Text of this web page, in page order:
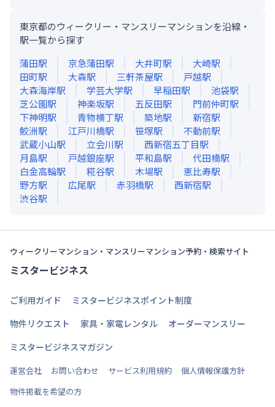
東京都のウィークリー・マンスリーマンションを沿線・
駅一覧から探す
蒲田駅 京急蒲田駅 大井町駅 大崎駅
田町駅 大森駅 三軒茶屋駅 戸越駅
大森海岸駅 学芸大学駅 早稲田駅 池袋駅
芝公園駅 神楽坂駅 五反田駅 門前仲町駅
下神明駅 青物横丁駅 築地駅 新宿駅
鮫洲駅 江戸川橋駅 笹塚駅 不動前駅
武蔵小山駅 立会川駅 西新宿五丁目駅
月島駅 戸越銀座駅 平和島駅 代田橋駅
白金高輪駅 糀谷駅 木場駅 恵比寿駅
野方駅 広尾駅 赤羽橋駅 西新宿駅
渋谷駅
ウィークリーマンション・マンスリーマンション予約・検索サイト
ミスタービジネス
ご利用ガイド
ミスタービジネスポイント制度
物件リクエスト
家具・家電レンタル
オーダーマンスリー
ミスタービジネスマガジン
運営会社 お問い合わせ サービス利用規約
個人情報保護方針
物件掲載を希望の方